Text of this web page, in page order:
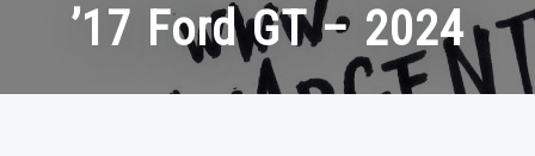
’17 Ford GT – 2024